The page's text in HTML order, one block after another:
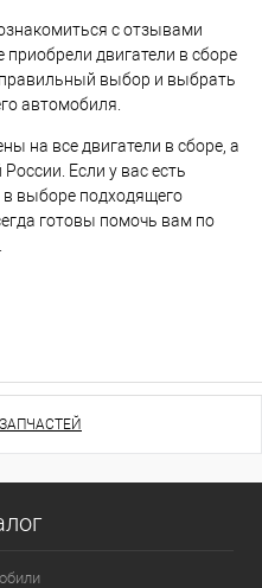
с отзывами
приобрели двигатели в сборе
выбор и выбрать
автомобиля.
на все двигатели в сборе, а
Если у вас есть
выборе подходящего
готовы помочь вам по